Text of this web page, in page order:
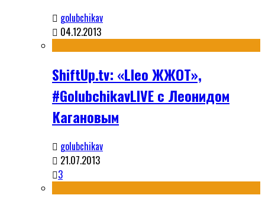
golubchikav
04.12.2013
ShiftUp.tv: «Lleo ЖЖОТ»,
#GolubchikavLIVE с Леонидом
Кагановым
golubchikav
21.07.2013
3